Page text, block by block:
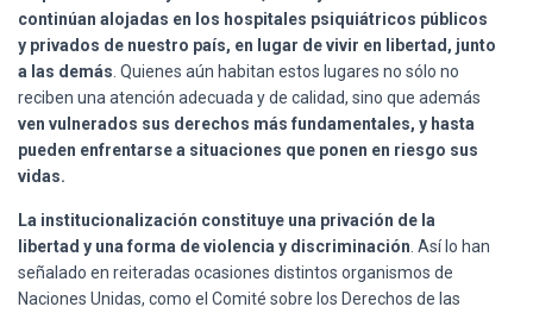
continúan alojadas en los hospitales psiquiátricos públicos
y privados de nuestro país, en lugar de vivir en libertad, junto
a las demás . Quienes aún habitan estos lugares no sólo no
reciben una atención adecuada y de calidad, sino que además
ven vulnerados sus derechos más fundamentales, y hasta
pueden enfrentarse a situaciones que ponen en riesgo sus
vidas.
La institucionalización constituye una privación de la
libertad y una forma de violencia y discriminación . Así lo han
señalado en reiteradas ocasiones distintos organismos de
Naciones Unidas, como el Comité sobre los Derechos de las